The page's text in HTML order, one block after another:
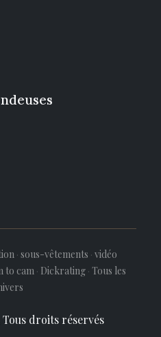
· sous-vêtements · vidéo
to cam · Dickrating · Tous les
droits réservés